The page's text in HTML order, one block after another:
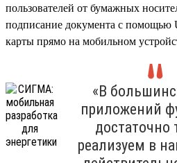
пользователей от бумажных
подписание документа с помощью
карты прямо на мобильном
«В
приложений
реализуем в